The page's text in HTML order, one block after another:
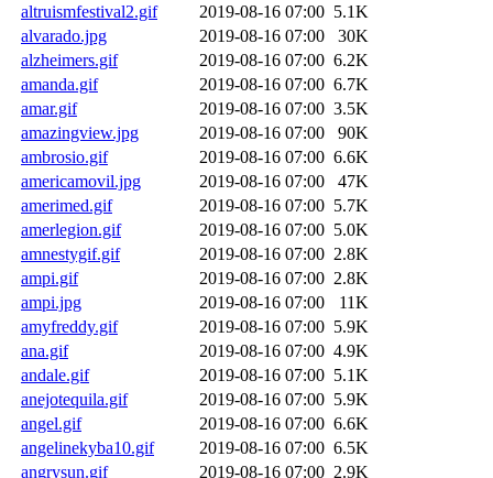
altruismfestival2.gif
2019-08-16 07:00 5.1K
alvarado.jpg
2019-08-16 07:00
30K
alzheimers.gif
2019-08-16 07:00 6.2K
amanda.gif
2019-08-16 07:00 6.7K
amar.gif
2019-08-16 07:00 3.5K
amazingview.jpg
2019-08-16 07:00
90K
ambrosio.gif
2019-08-16 07:00 6.6K
americamovil.jpg
2019-08-16 07:00
47K
amerimed.gif
2019-08-16 07:00 5.7K
amerlegion.gif
2019-08-16 07:00 5.0K
amnestygif.gif
2019-08-16 07:00 2.8K
ampi.gif
2019-08-16 07:00 2.8K
ampi.jpg
2019-08-16 07:00
11K
amyfreddy.gif
2019-08-16 07:00 5.9K
ana.gif
2019-08-16 07:00 4.9K
andale.gif
2019-08-16 07:00 5.1K
anejotequila.gif
2019-08-16 07:00 5.9K
angel.gif
2019-08-16 07:00 6.6K
angelinekyba10.gif
2019-08-16 07:00 6.5K
angrysun.gif
2019-08-16 07:00 2.9K